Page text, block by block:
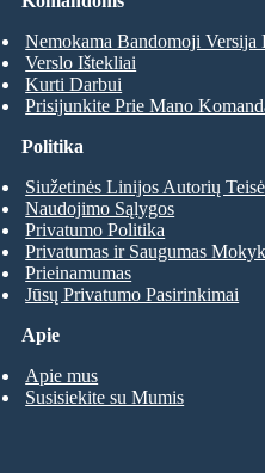
Nemokama Bandomoji Versija
Verslo Ištekliai
Kurti Darbui
Prisijunkite Prie Mano
Apie
Apie mus
Susisiekite su Mumis
Politika
Siužetinės Linijos Autorių
Naudojimo Sąlygos
Privatumo Politika
Privatumas ir Saugumas
Prieinamumas
Jūsų Privatumo Pasirinkimai